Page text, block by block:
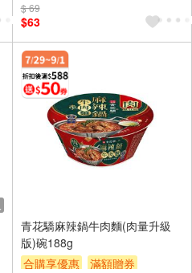
$ 69
$63
青花驕麻辣鍋牛肉麵(肉量升級
版)碗188g
合購享優惠
滿額贈券